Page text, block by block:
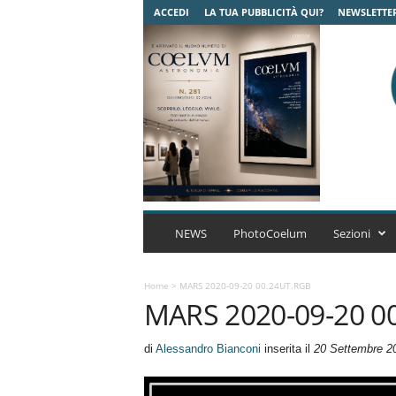
ACCEDI LA TUA PUBBLICITÀ QUI?
C
m
A
r
NEWS PhotoCoelum Sezioni
Home > MARS 2020-09-20 00.24UT.RGB
MARS 2020-09-20
di Alessandro Bianconi inserita il 20 Settembre